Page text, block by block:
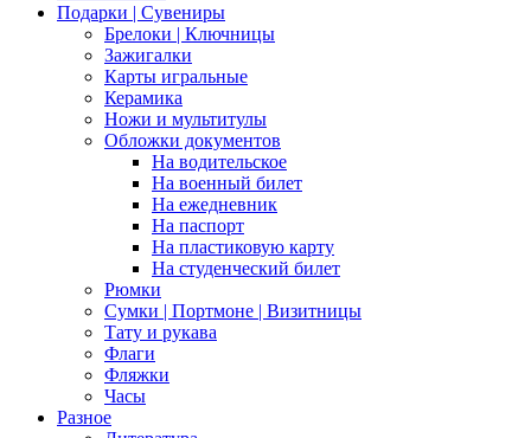
Подарки | Сувениры
Брелоки | Ключницы
Зажигалки
Карты игральные
Керамика
Ножи и мультитулы
Обложки документов
На водительское
На военный билет
На ежедневник
На паспорт
На пластиковую карту
На студенческий билет
Рюмки
Сумки | Портмоне | Визитницы
Тату и рукава
Флаги
Фляжки
Часы
Разное